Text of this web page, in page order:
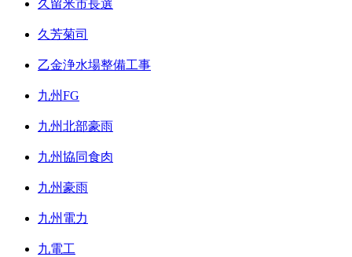
久留米市長選
久芳菊司
乙金浄水場整備工事
九州FG
九州北部豪雨
九州協同食肉
九州豪雨
九州電力
九電工